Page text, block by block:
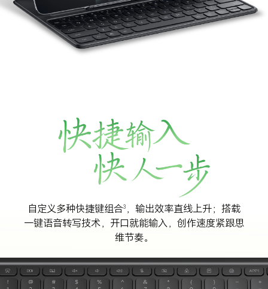
自定义多种快捷键组合3 ，输出效率直线上升；搭载
一键语音转写技术，开口就能输入，创作速度紧跟思
维节奏。